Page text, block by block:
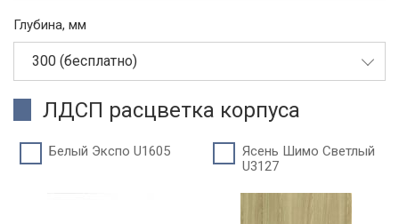
Глубина, мм
300 (бесплатно)
ЛДСП расцветка корпуса
Белый Экспо U1605
Ясень Шимо Светлый
U3127